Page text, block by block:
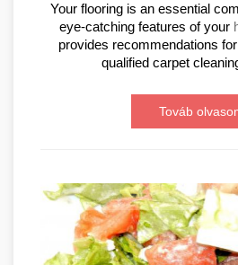
Your flooring is an essential
eye-catching features of your
provides recommendations
qualified carpet
Továb